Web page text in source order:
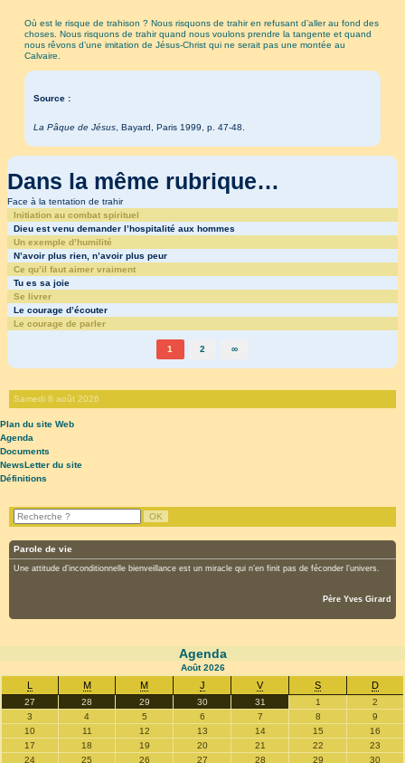
Où est le risque de trahison ? Nous risquons de trahir en refusant d’aller au fond des
choses. Nous risquons de trahir quand nous voulons prendre la tangente et quand
nous rêvons d’une imitation de Jésus-Christ qui ne serait pas une montée au
Calvaire.
Source :
La Pâque de Jésus, Bayard, Paris 1999, p. 47-48.
Dans la même rubrique…
Face à la tentation de trahir
Initiation au combat spirituel
Dieu est venu demander l’hospitalité aux hommes
Un exemple d’humilité
N’avoir plus rien, n’avoir plus peur
Ce qu’il faut aimer vraiment
Tu es sa joie
Se livrer
Le courage d’écouter
Le courage de parler
1 2 ∞
Samedi 8 août 2026
Plan du site Web
Agenda
Documents
NewsLetter du site
Définitions
Parole de vie
Une attitude d’inconditionnelle bienveillance est un miracle qui n’en finit pas de féconder l’univers.
Père Yves Girard
Agenda
Août2026
L M M J V S D
27 28 29 30 31 1
2
3
4 5 6 7 8
9
10
11 12 13 14 15
16
17
18 19 20 21 22
23
24
25 26 27 28 29 30